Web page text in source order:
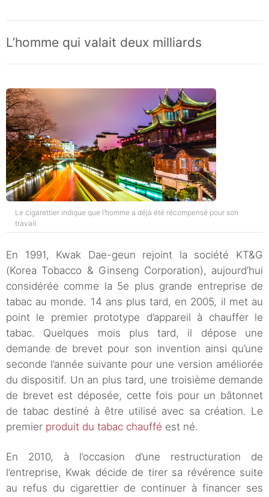
L’homme qui valait deux milliards
Le cigarettier indique que l’homme a déjà été récompensé pour son
travail.
En 1991, Kwak Dae-geun rejoint la société KT&G
(Korea Tobacco & Ginseng Corporation), aujourd’hui
considérée comme la 5e plus grande entreprise de
tabac au monde. 14 ans plus tard, en 2005, il met au
point le premier prototype d’appareil à chauffer le
tabac. Quelques mois plus tard, il dépose une
demande de brevet pour son invention ainsi qu’une
seconde l’année suivante pour une version améliorée
du dispositif. Un an plus tard, une troisième demande
de brevet est déposée, cette fois pour un bâtonnet
de tabac destiné à être utilisé avec sa création. Le
premier produit du tabac chauffé est né.
En 2010, à l’occasion d’une restructuration de
l’entreprise, Kwak décide de tirer sa révérence suite
au refus du cigarettier de continuer à financer ses